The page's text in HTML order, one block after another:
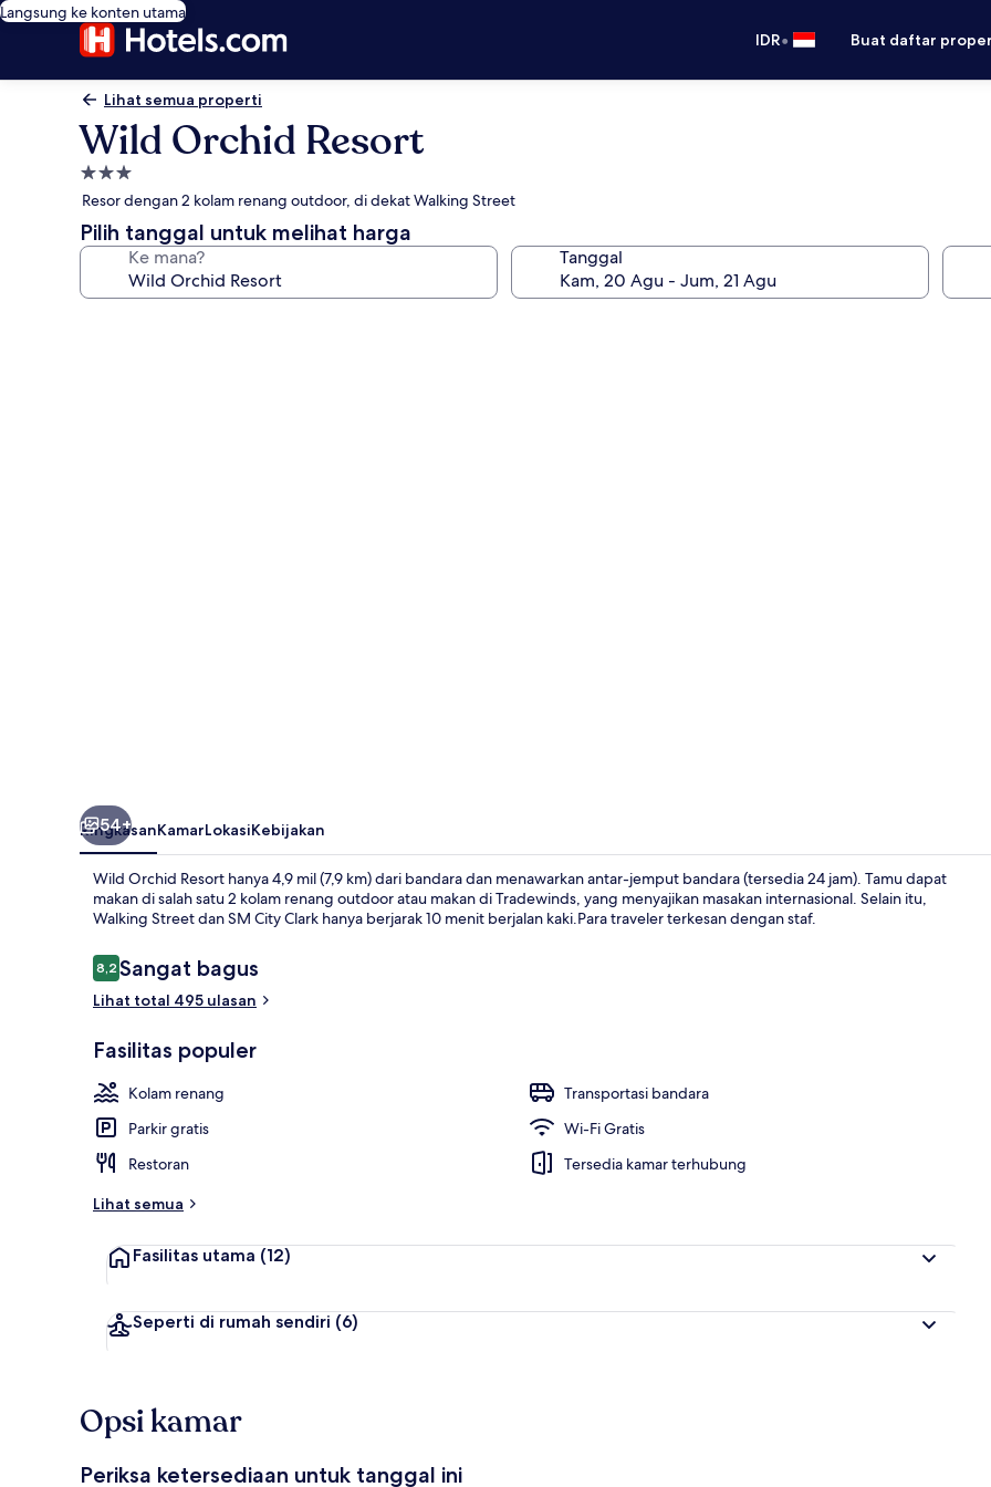
Langsung ke konten utama
IDR• Buat daftar
Lihat semua properti
Wild Orchid Resort
Properti
bintang
3.0
Resor dengan 2 kolam renang outdoor, di dekat Walking Street
Pilih tanggal untuk melihat harga
Ke mana? Tanggal
Kamar,
54+
RingkasanKamarLokasiKebijakan
Wild Orchid Resort hanya 4,9 mil (7,9 km) dari bandara dan menawarkan antar-jemput bandara (tersedia 24 jam). Tamu dapat
makan di salah satu 2 kolam renang outdoor atau makan di Tradewinds, yang menyajikan masakan internasional. Selain itu,
Walking Street dan SM City Clark hanya berjarak 10 menit berjalan kaki.Para traveler terkesan dengan staf.
Ulasan
8,28,2 dari 10
Sangat bagus
Lihat total 495 ulasan
Fasilitas populer
Kolam renang
Transportasi bandara
Parkir gratis
Wi-Fi Gratis
Restoran
Tersedia kamar terhubung
Lihat semua
Fasilitas utama (12)
Seperti di rumah sendiri (6)
Opsi kamar
Periksa ketersediaan untuk tanggal ini